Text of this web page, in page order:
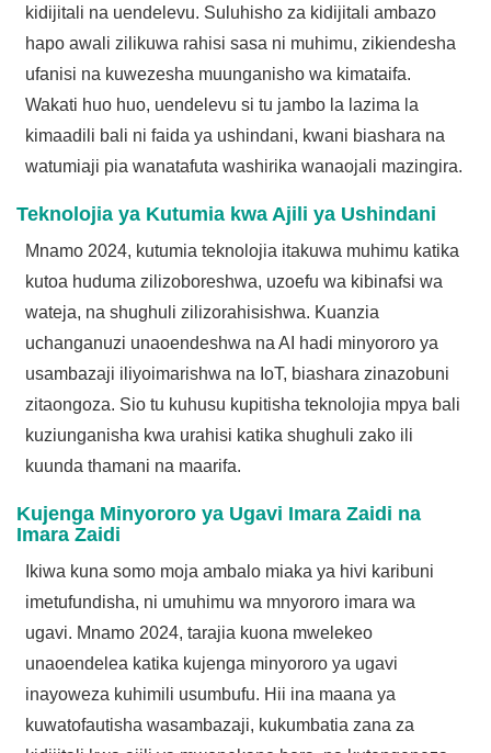
kidijitali na uendelevu. Suluhisho za kidijitali ambazo
hapo awali zilikuwa rahisi sasa ni muhimu, zikiendesha
ufanisi na kuwezesha muunganisho wa kimataifa.
Wakati huo huo, uendelevu si tu jambo la lazima la
kimaadili bali ni faida ya ushindani, kwani biashara na
watumiaji pia wanatafuta washirika wanaojali mazingira.
Teknolojia ya Kutumia kwa Ajili ya Ushindani
Mnamo 2024, kutumia teknolojia itakuwa muhimu katika
kutoa huduma zilizoboreshwa, uzoefu wa kibinafsi wa
wateja, na shughuli zilizorahisishwa. Kuanzia
uchanganuzi unaoendeshwa na AI hadi minyororo ya
usambazaji iliyoimarishwa na IoT, biashara zinazobuni
zitaongoza. Sio tu kuhusu kupitisha teknolojia mpya bali
kuziunganisha kwa urahisi katika shughuli zako ili
kuunda thamani na maarifa.
Kujenga Minyororo ya Ugavi Imara Zaidi na
Imara Zaidi
Ikiwa kuna somo moja ambalo miaka ya hivi karibuni
imetufundisha, ni umuhimu wa mnyororo imara wa
ugavi. Mnamo 2024, tarajia kuona mwelekeo
unaoendelea katika kujenga minyororo ya ugavi
inayoweza kuhimili usumbufu. Hii ina maana ya
kuwatofautisha wasambazaji, kukumbatia zana za